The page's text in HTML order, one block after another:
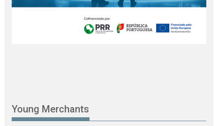
Young Merchants